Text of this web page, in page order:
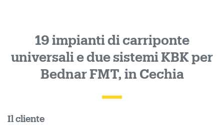
19 impianti di carriponte
universali e due sistemi KBK per
Bednar FMT, in Cechia
Il cliente